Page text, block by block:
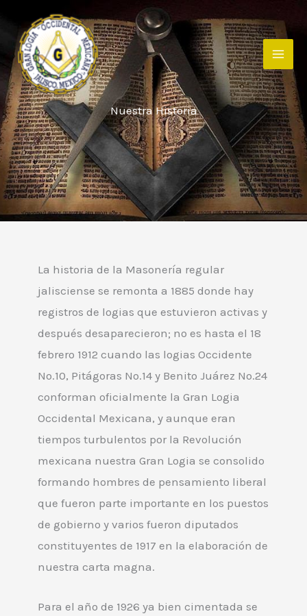
contenido
Nuestra Historia
La historia de la Masonería regular
jalisciense se remonta a 1885 donde hay
registros de logias que estuvieron activas y
después desaparecieron; no es hasta el 18
febrero 1912 cuando las logias Occidente
No.10, Pitágoras No.14 y Benito Juárez No.24
conforman oficialmente la Gran Logia
Occidental Mexicana, y aunque eran
tiempos turbulentos por la Revolución
mexicana nuestra Gran Logia se consolido
formando hombres de pensamiento liberal
que fueron parte importante en los puestos
de gobierno y varios fueron diputados
constituyentes de 1917 en la elaboración de
nuestra carta magna.
Para el año de 1926 ya bien cimentada se